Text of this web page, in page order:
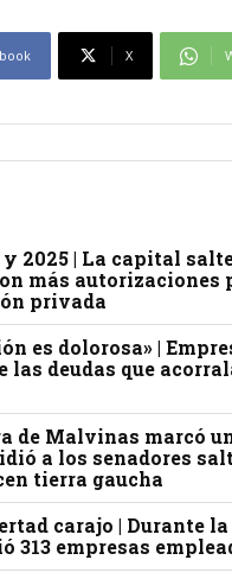
X
y 2025 | La capital
más autorizaciones
privada
es dolorosa» |
las deudas que
de Malvinas marcó
a los senadores
tierra gaucha
carajo | Durante
313 empresas